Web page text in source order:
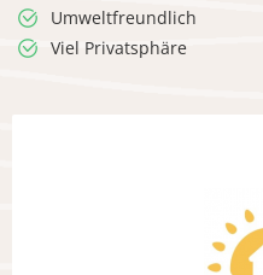
Umweltfreundlich
Viel Privatsphäre